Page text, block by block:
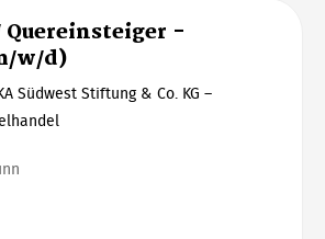
Quereinsteiger -
w/d)
Südwest Stiftung & Co. KG –